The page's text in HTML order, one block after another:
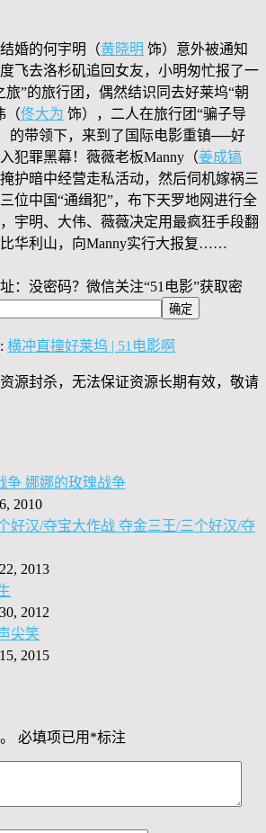
婚的何宇明（黄晓明 饰）意外被通知
飞去洛杉矶追回女友，小明匆忙报了一
”的旅行团，偶然结识同去好莱坞“朝
（佟大为 饰），二人在旅行团“骗子导
的带领下，来到了国际电影重镇──好
犯罪黑幕！薇薇老板Manny（姜成镐
护暗中经营走私活动，然后伺机嫁祸三
位中国“通缉犯”，布下天罗地网进行全
宇明、大伟、薇薇决定用最疯狂手段翻
华利山，向Manny实行大报复……
：没密码？微信关注“51电影”获取密
横冲直撞好莱坞 | 51电影啊
源封杀，无法保证资源长期有效，敬请
娜娜的玫瑰战争
2010
夺金三王/三个好汉/夺
2013
2012
尖笑
2015
必填项已用 *标注